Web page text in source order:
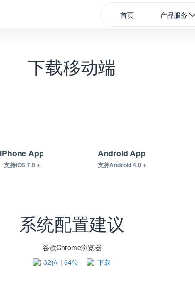
首页 产品服务
下载移动端
iPhone App
支持iOS 7.0 +
Android App
支持Android 4.0 +
系统配置建议
谷歌Chrome浏览器
32位 | 64位 下载